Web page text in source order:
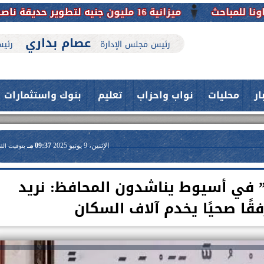
ميزانية 16 مليون جنيه لتطوير حديقة ناصر بأبوتيج.. نقلة حضارية تحافظ على تاريخها
رئيس مجلس الإدارة عصام بداري
محليات نواب واحزاب تعليم بنوك واستثمارات
الإثنين، 9 يونيو 2025 09:37 مـ بتوقيت
في أسيوط يناشدون المحافظ: نريد
صحيًا يخدم آلاف السكان
العلاج الحر بمنفلوط بالتعاون مع هيئة
حدث بمستشفيات جامعة اسيوط....
فريق طبي بقسم الأنف والأذن